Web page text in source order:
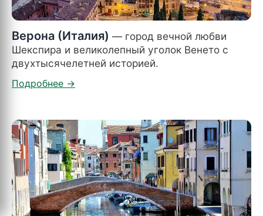
Верона (Италия) — город вечной любви
Шекспира и великолепный уголок Венето с
двухтысячелетней историей.